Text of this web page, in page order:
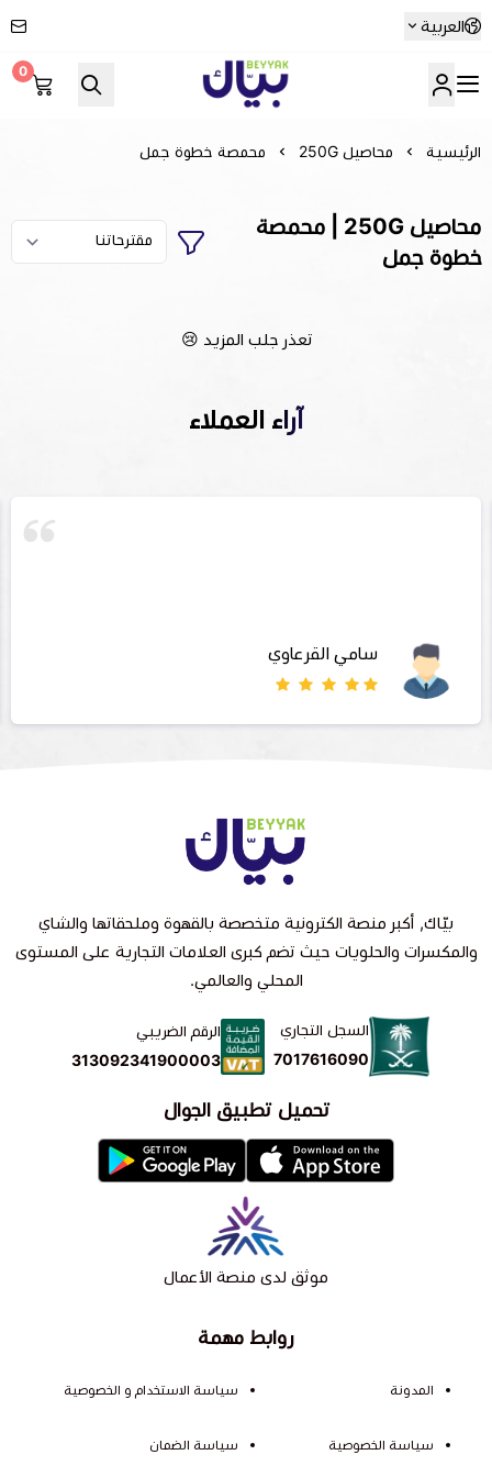
العربية
Beyyak
0
الرئيسية محاصيل 250G محمصة خطوة جمل
محاصيل 250G | محمصة
خطوة جمل
تعذر جلب المزيد 😢
آراء العملاء
سامي القرعاوي
روابط مهمة
المدونة
سياسة الخصوصية
سياسة الاستخدام و الخصوصية
سياسة الضمان
بيّاك, أكبر منصة الكترونية متخصصة بالقهوة وملحقاتها والشاي
والمكسرات والحلويات حيث تضم كبرى العلامات التجارية على المستوى
المحلي والعالمي.
السجل التجاري
7017616090
الرقم الضريبي
313092341900003
تحميل تطبيق الجوال
موثق لدى منصة الأعمال